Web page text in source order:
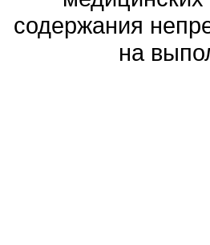
содержания
на